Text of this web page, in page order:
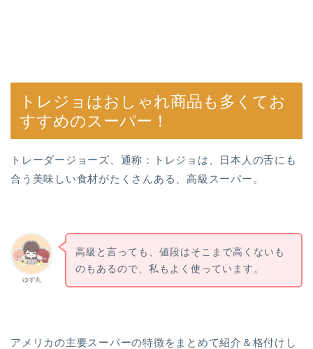
トレジョはおしゃれ商品も多くてお
すすめのスーパー！
トレーダージョーズ、通称：トレジョは、日本人の舌にも
合う美味しい食材がたくさんある、高級スーパー。
ゆず丸
高級と言っても、値段はそこまで高くないも
のもあるので、私もよく使っています。
アメリカの主要スーパーの特徴をまとめて紹介＆格付けし